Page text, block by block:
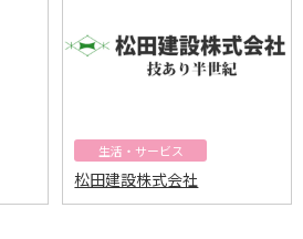
生活・サービス
松田建設株式会社